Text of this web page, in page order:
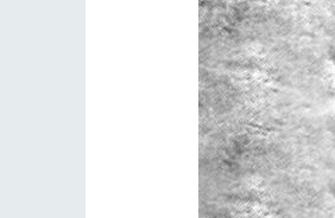
Как найти